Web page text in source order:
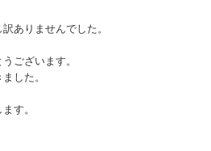
ありませんでした。
ございます。
した。
す。